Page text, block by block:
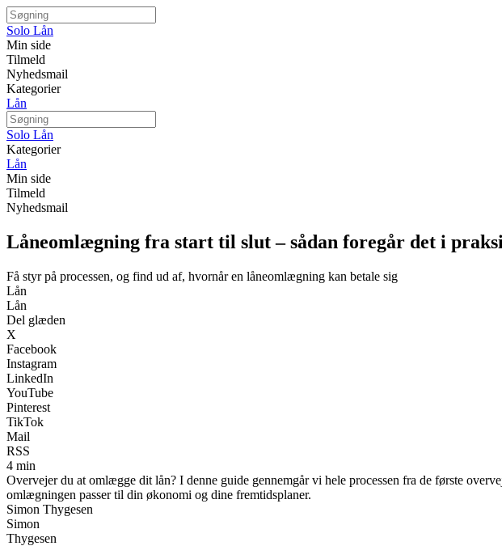
Solo Lån
Min side
Tilmeld
Nyhedsmail
Kategorier
Lån
Solo Lån
Kategorier
Lån
Min side
Tilmeld
Nyhedsmail
Låneomlægning fra start til slut – sådan foregår det i
Få styr på processen, og find ud af, hvornår en låneomlægning kan betale sig
Lån
Lån
Del glæden
X
Facebook
Instagram
LinkedIn
YouTube
Pinterest
TikTok
Mail
RSS
4 min
Overvejer du at omlægge dit lån? I denne guide gennemgår vi hele processen fra de første
omlægningen passer til din økonomi og dine fremtidsplaner.
Simon Thygesen
Simon
Thygesen